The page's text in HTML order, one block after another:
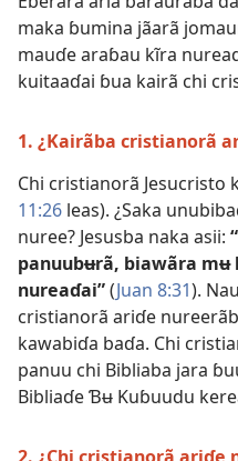
maka ɓumina jãarã
mauɗe araɓau kĩra
kuitaaɗai ɓua kairã chi
1. ¿Kairãba cristianorã
Chi cristianorã Jesucristo
11:26 leas). ¿Saka
nuree? Jesusba naka asii:
panuubʉrã, biawãra mʉ
nureaɗai”(Juan 8:31).
cristianorã ariɗe
kawabiɗa baɗa. Chi
panuu chi Bibliaba jara
Bibliaɗe Ɓʉ Kuɓuudu